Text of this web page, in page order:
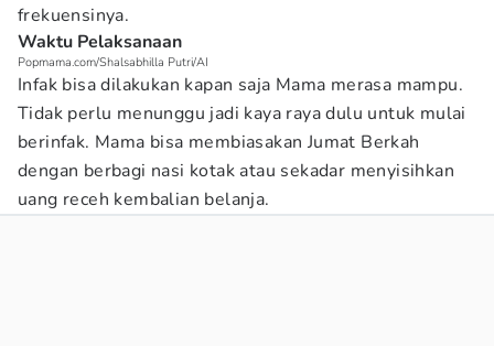
frekuensinya.
Waktu Pelaksanaan
Popmama.com/Shalsabhilla Putri/AI
Infak bisa dilakukan kapan saja Mama merasa mampu.
Tidak perlu menunggu jadi kaya raya dulu untuk mulai
berinfak. Mama bisa membiasakan Jumat Berkah
dengan berbagi nasi kotak atau sekadar menyisihkan
uang receh kembalian belanja.